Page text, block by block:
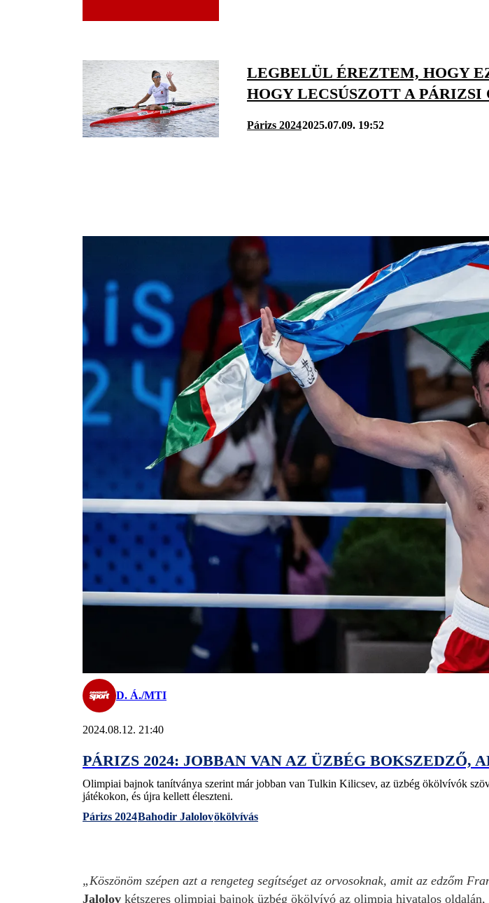
LEGBELÜL ÉREZTEM, HOGY
HOGY LECSÚSZOTT A
Párizs 20242025.07.09. 19:52
D. Á./MTI
2024.08.12. 21:40
PÁRIZS 2024: JOBBAN VAN AZ ÜZBÉG
Olimpiai bajnok tanítványa szerint már jobban van Tulkin Kilicsev, az üzbég ökölvívók
játékokon, és újra kellett éleszteni.
Párizs 2024Bahodir Jalolovökölvívás
„Köszönöm szépen azt a rengeteg segítséget az orvosoknak, amit az edzőm
Jalolov kétszeres olimpiai bajnok üzbég ökölvívó az olimpia hivatalos